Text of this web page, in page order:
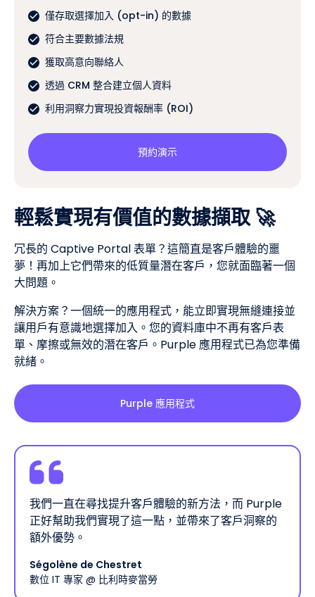
僅存取選擇加入 (opt-in) 的數據
符合主要數據法規
獲取高意向聯絡人
透過 CRM 整合建立個人資料
利用洞察力實現投資報酬率 (ROI)
預約演示
輕鬆實現有價值的數據擷取 🚀
冗長的 Captive Portal 表單？這簡直是客戶體驗的噩
夢！再加上它們帶來的低質量潛在客戶，您就面臨著一個
大問題。
解決方案？一個統一的應用程式，能立即實現無縫連接並
讓用戶有意識地選擇加入。您的資料庫中不再有客戶表
單、摩擦或無效的潛在客戶。Purple 應用程式已為您準備
就緒。
Purple 應用程式
我們一直在尋找提升客戶體驗的新方法，而 Purple
正好幫助我們實現了這一點，並帶來了客戶洞察的
額外優勢。
Ségolène de Chestret
數位 IT 專家 @ 比利時麥當勞